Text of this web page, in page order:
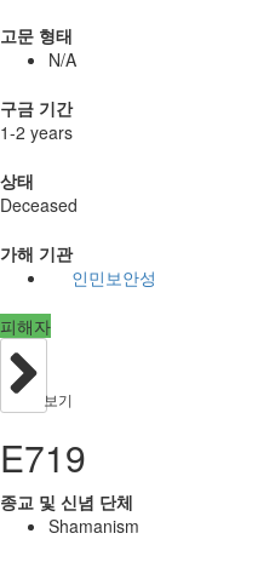
고문 형태
N/A
구금 기간
1-2 years
상태
Deceased
가해 기관
인민보안성
피해자
보기
E719
종교 및 신념 단체
Shamanism